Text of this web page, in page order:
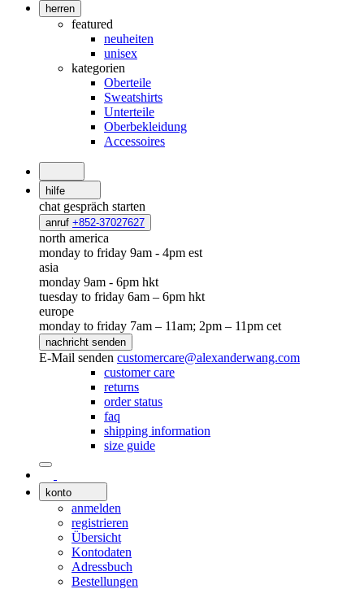
herren
featured
neuheiten
unisex
kategorien
Oberteile
Sweatshirts
Unterteile
Oberbekleidung
Accessoires
hilfe
chat gespräch starten
anruf +852-37027627
north america
monday to friday 9am - 4pm est
asia
monday 9am - 6pm hkt
tuesday to friday 6am – 6pm hkt
europe
monday to friday 7am – 11am; 2pm – 11pm cet
nachricht senden
E-Mail senden customercare@alexanderwang.com
customer care
returns
order status
faq
shipping information
size guide
konto
anmelden
registrieren
Übersicht
Kontodaten
Adressbuch
Bestellungen